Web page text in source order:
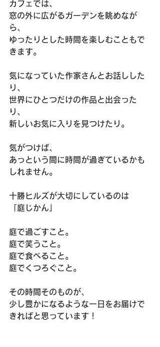
カフェでは、
窓の外に広がるガーデンを眺めなが
ら、
ゆったりとした時間を楽しむこともで
きます。
気になっていた作家さんとお話しした
り、
世界にひとつだけの作品と出会った
り、
新しいお気に入りを見つけたり。
気がつけば、
あっという間に時間が過ぎているかも
しれません。
十勝ヒルズが大切にしているのは
「庭じかん」
庭で過ごすこと。
庭で笑うこと。
庭で食べること。
庭でくつろぐこと。
その時間そのものが、
少し豊かになるような一日をお届けで
きればと思っています！